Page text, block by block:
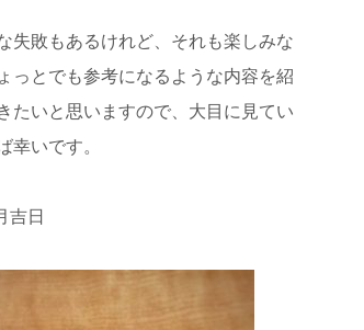
失敗もあるけれど、それも楽しみな
っとでも参考になるような内容を紹
たいと思いますので、大目に見てい
幸いです。
吉日